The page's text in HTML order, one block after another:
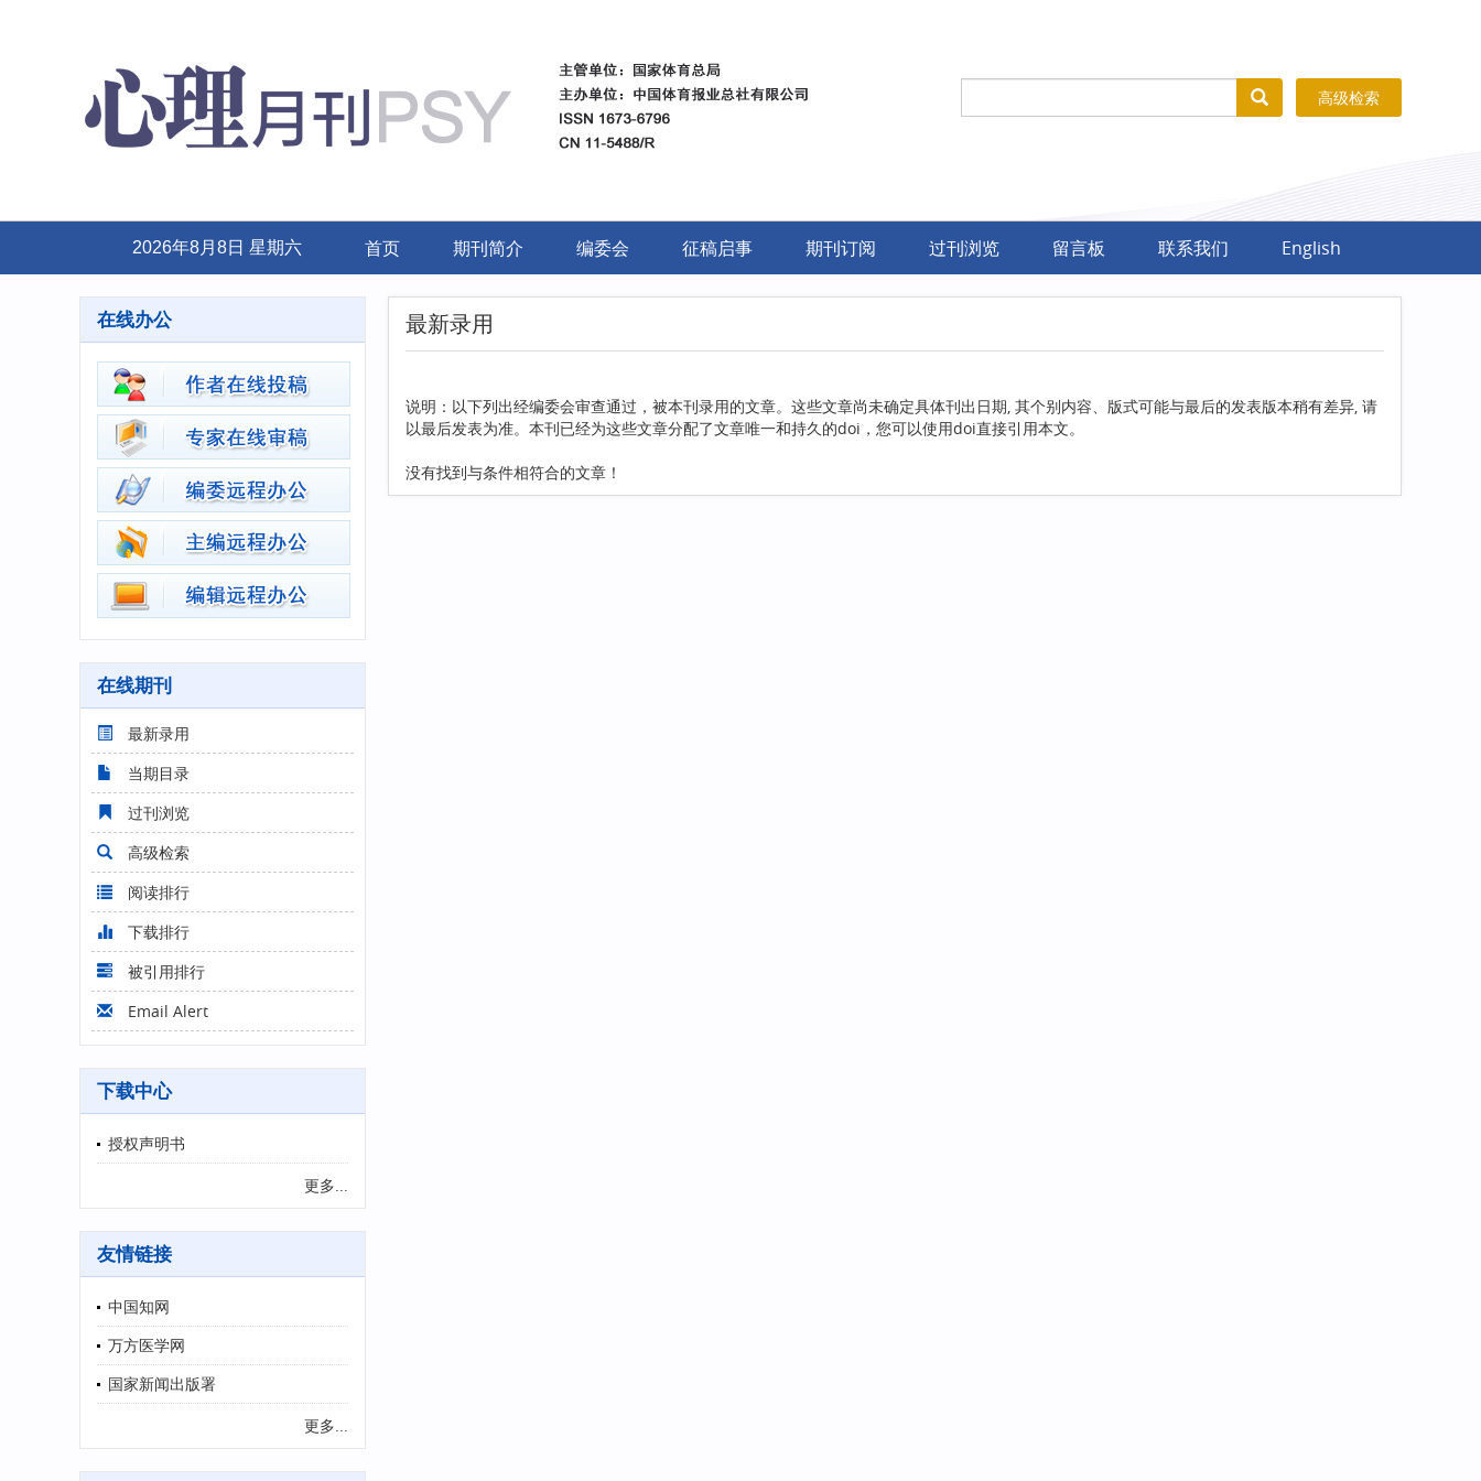
高级检索
2026年8月8日 星期六 首页 期刊简介 编委会 征稿启事 期刊订阅 过刊浏览 留言板 联系我们 English
最新录用
说明：以下列出经编委会审查通过，被本刊录用的文章。这些文章尚未确定具体刊出日期, 其个别内容、版式可能与最后的发表版本稍有差异, 请
以最后发表为准。本刊已经为这些文章分配了文章唯一和持久的doi，您可以使用doi直接引用本文。
没有找到与条件相符合的文章！
在线办公
在线期刊
最新录用
当期目录
过刊浏览
高级检索
阅读排行
下载排行
被引用排行
Email Alert
下载中心
授权声明书
更多...
友情链接
中国知网
万方医学网
国家新闻出版署
更多...